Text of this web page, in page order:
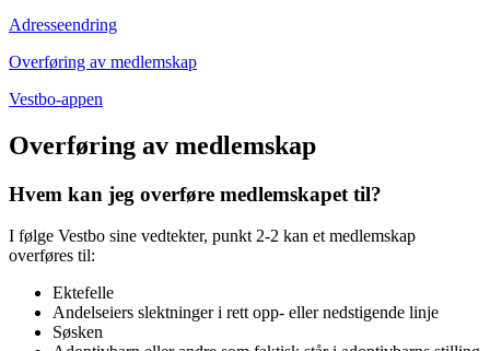
Adresseendring
Overføring av medlemskap
Vestbo-appen
Overføring av medlemskap
Hvem kan jeg overføre medlemskapet til?
I følge Vestbo sine vedtekter, punkt 2-2 kan et medlemskap
overføres til:
Ektefelle
Andelseiers slektninger i rett opp- eller nedstigende linje
Søsken